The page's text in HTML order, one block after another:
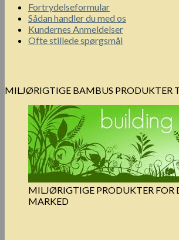
Fortrydelseformular
Sådan handler du med os
Kundernes Anmeldelser
Ofte stillede spørgsmål
MILJØRIGTIGE BAMBUS PRODUKTER
MILJØRIGTIGE PRODUKTER FOR
MARKED